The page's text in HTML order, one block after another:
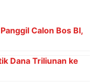
Calon Bos BI,
Dana Triliunan ke